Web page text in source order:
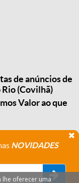
de anúncios de
(Covilhã)
Valor ao que
NOVIDADES
oferecer uma